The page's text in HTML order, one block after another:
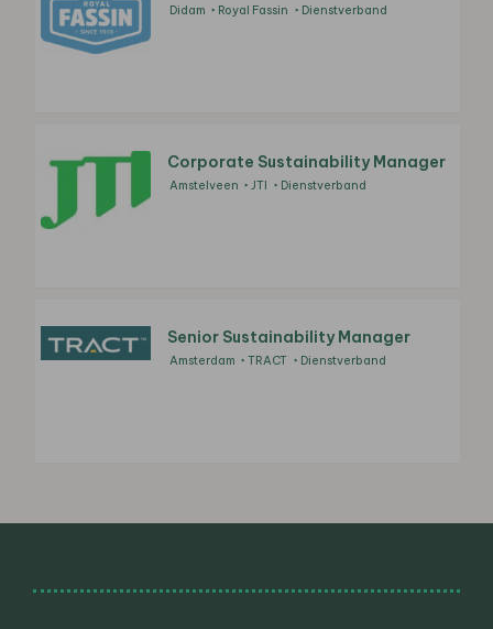
Didam Royal Fassin Dienstverband
Corporate Sustainability Manager
Amstelveen JTI Dienstverband
Senior Sustainability Manager
Amsterdam TRACT Dienstverband